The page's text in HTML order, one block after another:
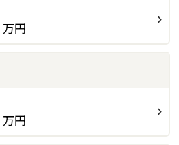
万円
万円